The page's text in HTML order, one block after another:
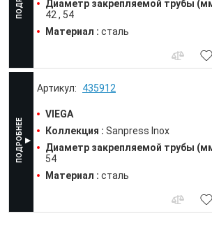
Диаметр закрепляемой трубы
42
54
Материал : сталь
435912
VIEGA
Коллекция : Sanpress Inox
Диаметр закрепляемой трубы
54
Материал : сталь